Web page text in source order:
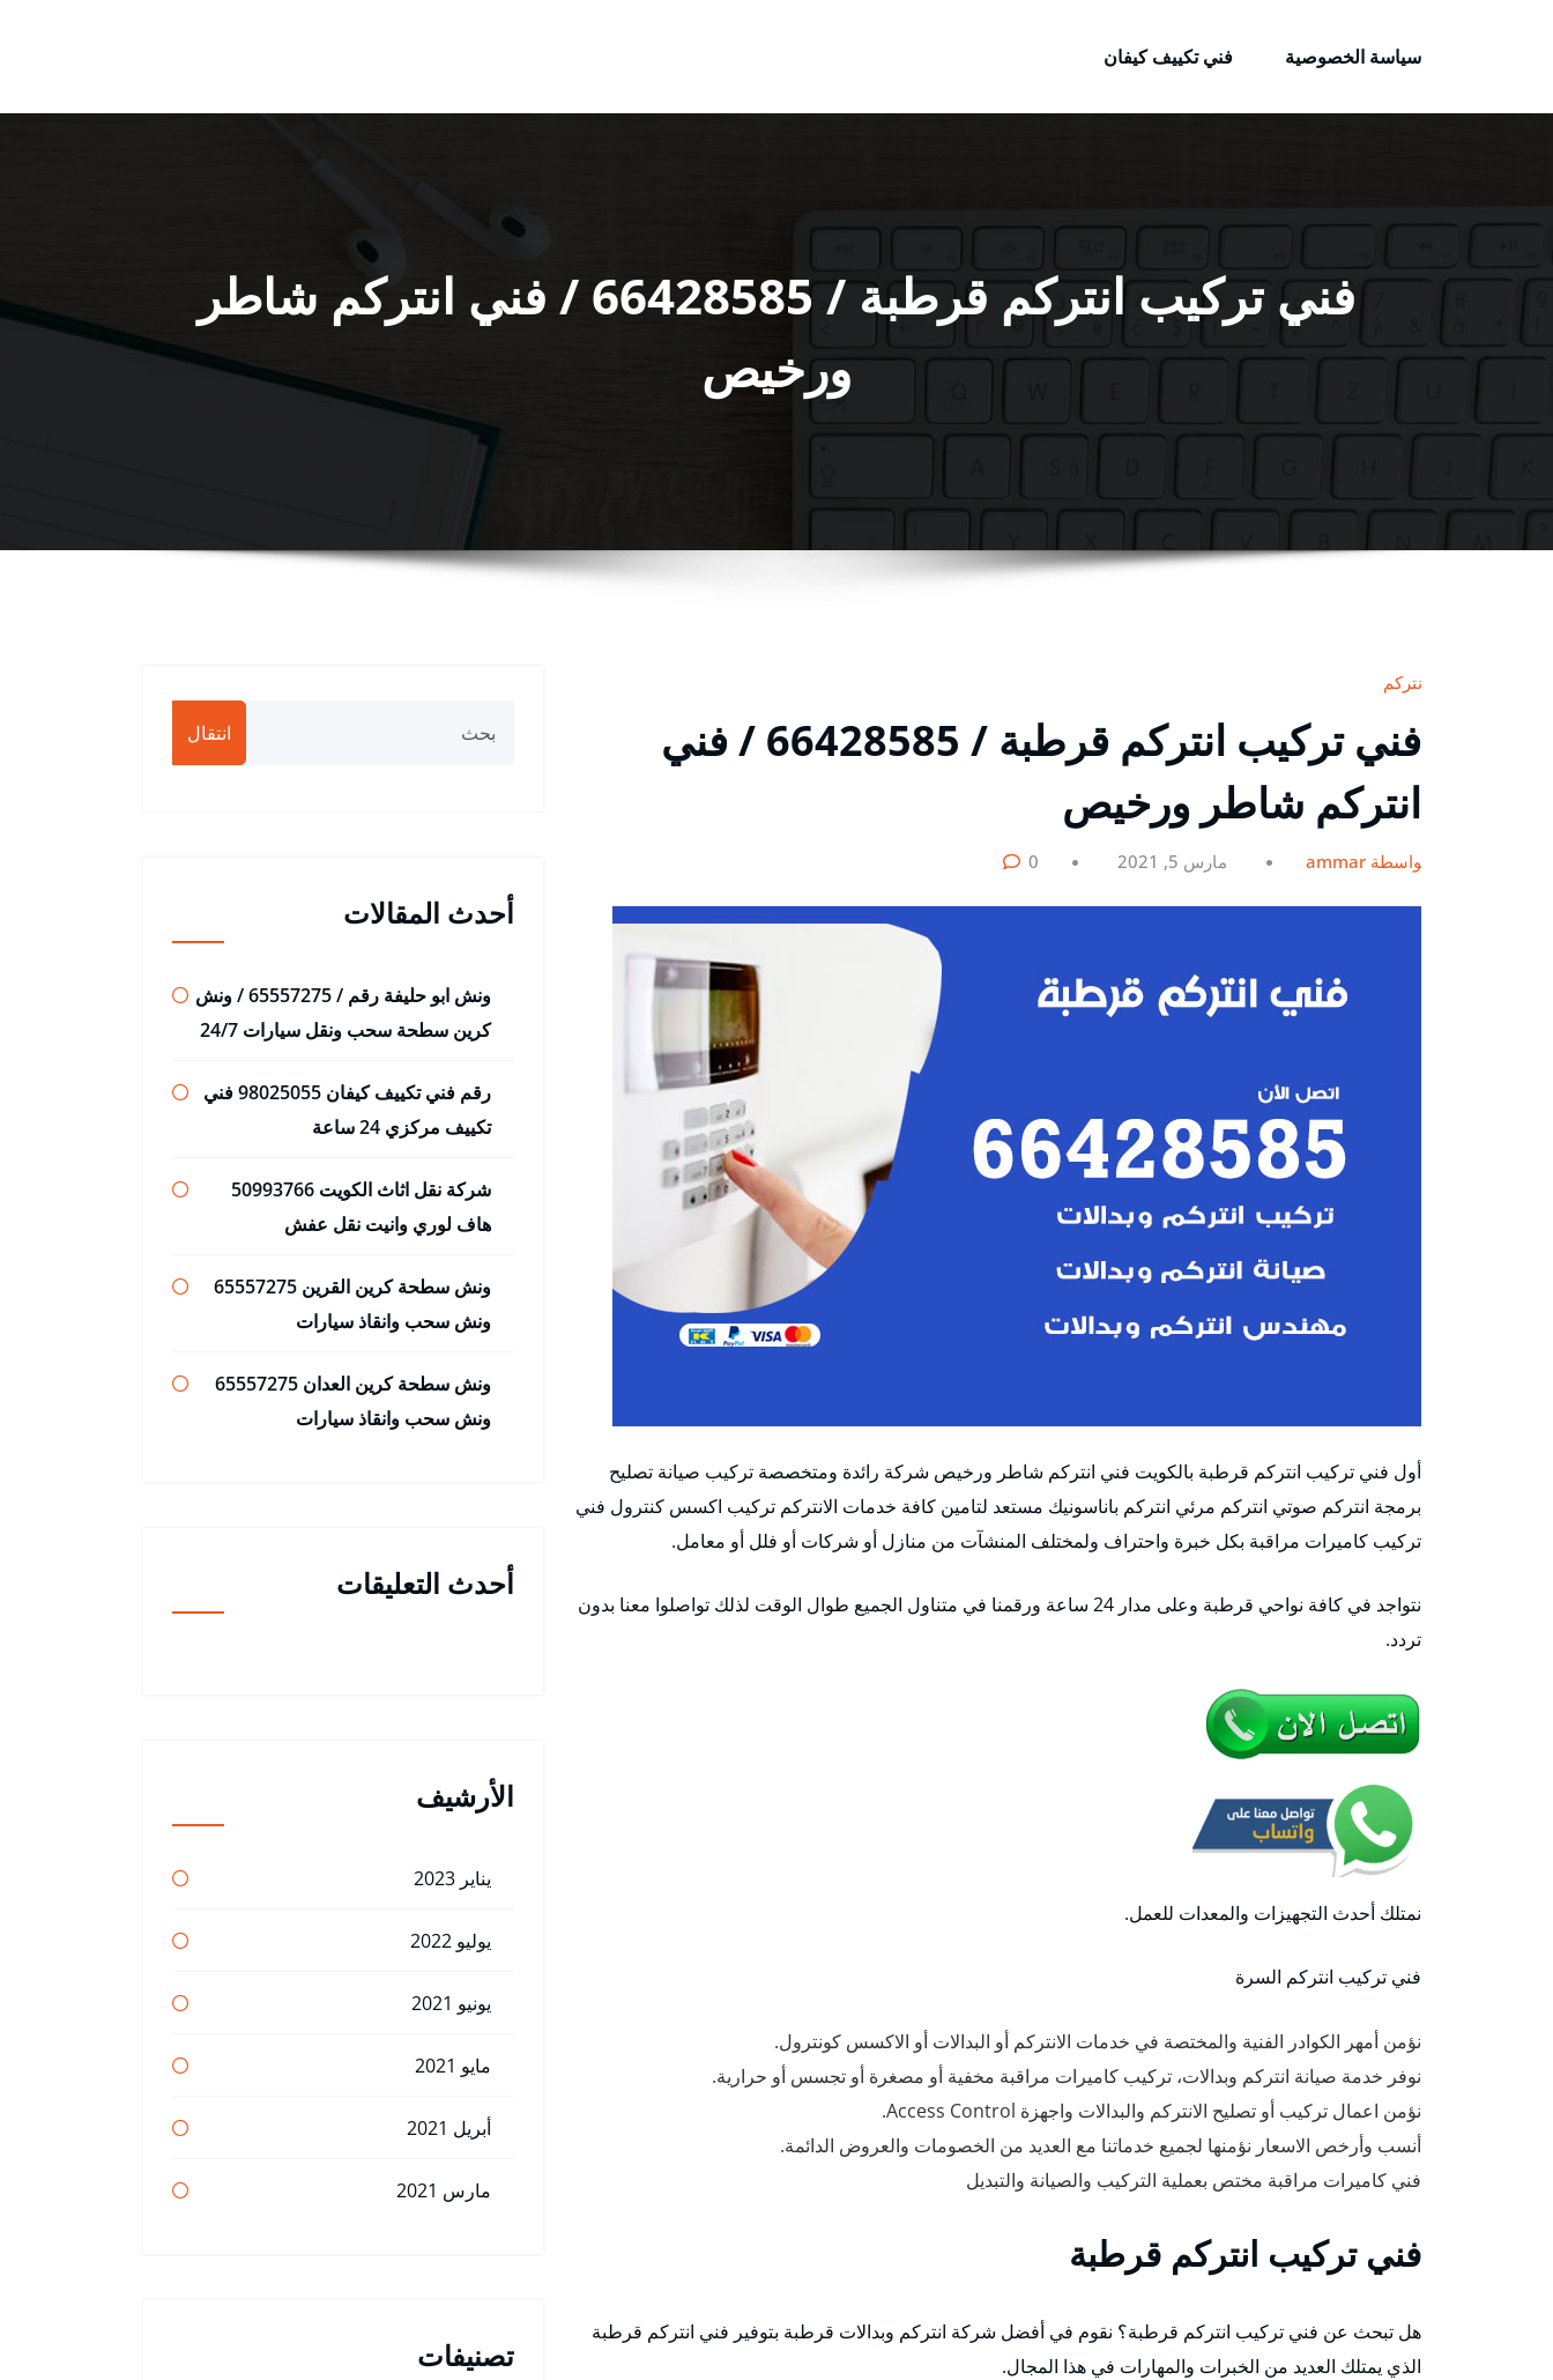
سياسة الخصوصية
فني تكييف كيفان
فني تركيب انتركم قرطبة / 66428585 / فني انتركم شاطر
ورخيص
انتركم
فني تركيب انتركم قرطبة / 66428585 / فني
انتركم شاطر ورخيص
بواسطة ammar مارس 5, 2021 0
أول فني تركيب انتركم قرطبة بالكويت فني انتركم شاطر ورخيص شركة رائدة ومتخصصة تركيب صيانة تصليح
برمجة انتركم صوتي انتركم مرئي انتركم باناسونيك مستعد لتامين كافة خدمات الانتركم تركيب اكسس كنترول فني
تركيب كاميرات مراقبة بكل خبرة واحتراف ولمختلف المنشآت من منازل أو شركات أو فلل أو معامل.
نتواجد في كافة نواحي قرطبة وعلى مدار 24 ساعة ورقمنا في متناول الجميع طوال الوقت لذلك تواصلوا معنا بدون
تردد.
نمتلك أحدث التجهيزات والمعدات للعمل.
فني تركيب انتركم السرة
نؤمن أمهر الكوادر الفنية والمختصة في خدمات الانتركم أو البدالات أو الاكسس كونترول.
نوفر خدمة صيانة انتركم وبدالات، تركيب كاميرات مراقبة مخفية أو مصغرة أو تجسس أو حرارية.
نؤمن اعمال تركيب أو تصليح الانتركم والبدالات واجهزة Access Control.
أنسب وأرخص الاسعار نؤمنها لجميع خدماتنا مع العديد من الخصومات والعروض الدائمة.
فني كاميرات مراقبة مختص بعملية التركيب والصيانة والتبديل
فني تركيب انتركم قرطبة
هل تبحث عن فني تركيب انتركم قرطبة؟ نقوم في أفضل شركة انتركم وبدالات قرطبة بتوفير فني انتركم قرطبة
الذي يمتلك العديد من الخبرات والمهارات في هذا المجال.
انتقال
أحدث المقالات
ونش ابو حليفة رقم / 65557275 / ونش
كرين سطحة سحب ونقل سيارات 24/7
رقم فني تكييف كيفان 98025055 فني
تكييف مركزي 24 ساعة
شركة نقل اثاث الكويت 50993766
هاف لوري وانيت نقل عفش
ونش سطحة كرين القرين 65557275
ونش سحب وانقاذ سيارات
ونش سطحة كرين العدان 65557275
ونش سحب وانقاذ سيارات
أحدث التعليقات
الأرشيف
يناير 2023
يوليو 2022
يونيو 2021
مايو 2021
أبريل 2021
مارس 2021
تصنيفات